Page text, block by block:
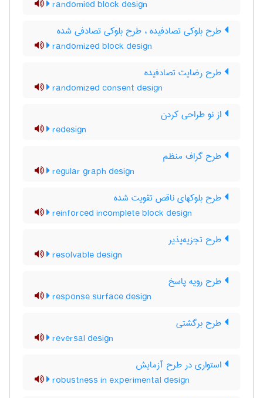
randomied block design
طرح بلوکی تصادفیده ، طرح بلوکی تصادفی شده
randomized block design
طرح رضایت تصادفیده
randomized consent design
از نو طراحی کردن
redesign
طرح گراف منظم
regular graph design
طرح بلوکهای ناقص تقویت شده
reinforced incomplete block design
طرح تجزیه‌پذیر
resolvable design
طرح رویه پاسخ
response surface design
طرح برگشتی
reversal design
استواری در طرح آزمایش
robustness in experimental design